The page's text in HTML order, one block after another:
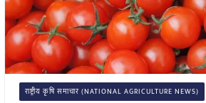
राष्ट्रीय कृषि समाचार (NATIONAL AGRICULTURE NEWS)